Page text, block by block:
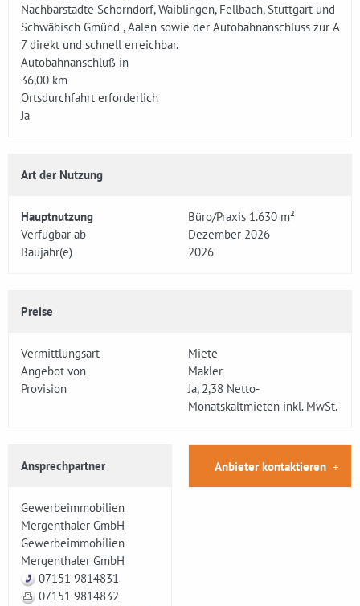
Nachbarstädte Schorndorf, Waiblingen, Fellbach, Stuttgart und
Schwäbisch Gmünd , Aalen sowie der Autobahnanschluss zur A
7 direkt und schnell erreichbar.
Autobahnanschluß in
36,00 km
Ortsdurchfahrt erforderlich
Ja
Art der Nutzung
Hauptnutzung
Büro/Praxis 1.630 m²
Verfügbar ab
Dezember 2026
Baujahr(e)
2026
Preise
Vermittlungsart
Miete
Angebot von
Makler
Provision
Ja, 2,38 Netto-
Monatskaltmieten inkl. MwSt.
Ansprechpartner
Gewerbeimmobilien
Mergenthaler GmbH
Gewerbeimmobilien
Mergenthaler GmbH
07151 9814831
07151 9814832
Anbieter kontaktieren